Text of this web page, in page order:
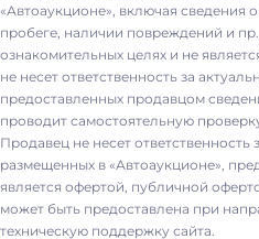
26 Шины 315/80 R22.5
27 Автоматический регулятор
28 Антиблокировочная тормозная
29 Узел воздухоосушителя и
30 Кабина со спальным местом да
31 Пневматическое сиденье
32 Сепаратор с подогревом
насосом да
33 Кондиционер да
34 Автомагнитола да
35 Топливный бак 400 л.
36 Держатель запасного колеса да
«Автоаукционе», включая сведения
пробеге, наличии повреждений и
ознакомительных целях и не
не несет ответственность за
предоставленных продавцом
проводит самостоятельную
Продавец не несет ответственность
размещенных в «Автоаукционе»,
является офертой, публичной
может быть предоставлена при
техническую поддержку сайта.